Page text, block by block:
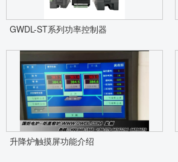
GWDL-ST系列功率控制器
升降炉触摸屏功能介绍